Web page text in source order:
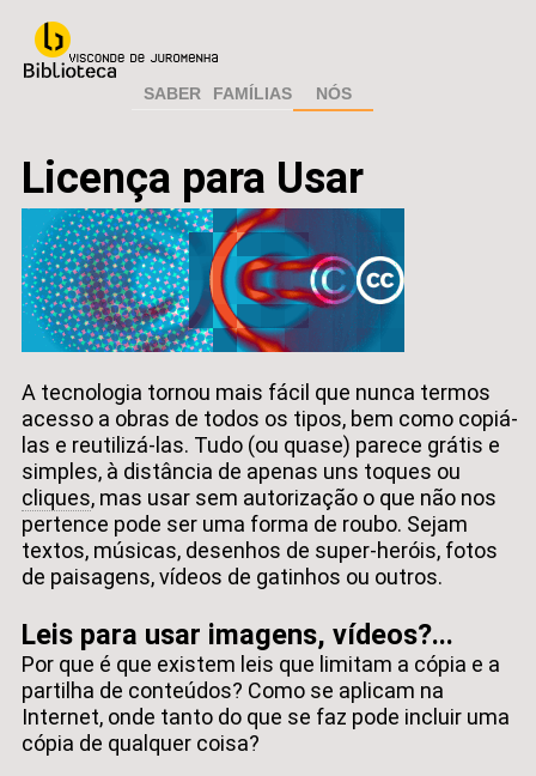
SABER FAMÍLIAS NÓS
Licença para Usar
A tecnologia tornou mais fácil que nunca termos
acesso a obras de todos os tipos, bem como copiá-
las e reutilizá-las. Tudo (ou quase) parece grátis e
simples, à distância de apenas uns toques ou
cliques, mas usar sem autorização o que não nos
pertence pode ser uma forma de roubo. Sejam
textos, músicas, desenhos de super-heróis, fotos
de paisagens, vídeos de gatinhos ou outros.
Leis para usar imagens, vídeos?...
Por que é que existem leis que limitam a cópia e a
partilha de conteúdos? Como se aplicam na
Internet, onde tanto do que se faz pode incluir uma
cópia de qualquer coisa?